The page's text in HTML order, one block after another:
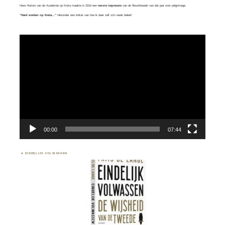
Hans Rutten van de Academie op Kreta maakte in 2016 eenmooie impressievan de filosofieweek van dat jaar overpelgrimage.
“Hard werken op Kreta…” Hieronder een indruk van hoe ik daar zelf zo’n week beleef:
00:00 07:44
EINDELIJK VOLWASSEN